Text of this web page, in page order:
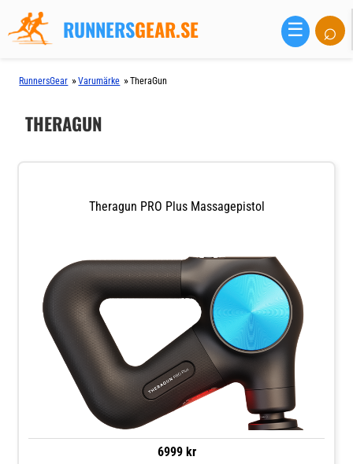
RUNNERSGEAR.SE ☰ ⌕
RunnersGear »Varumärke »TheraGun
THERAGUN
Theragun PRO Plus Massagepistol
6999 kr